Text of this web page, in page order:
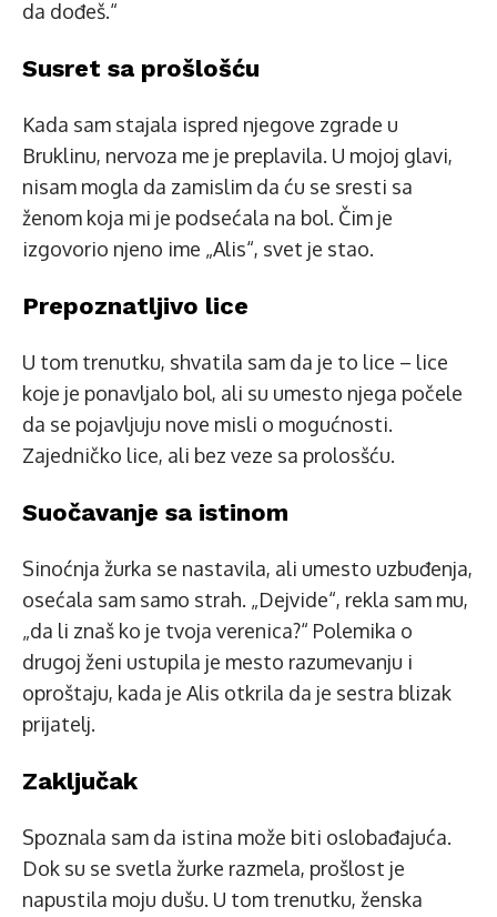
da dođeš.“
Susret sa prošlošću
Kada sam stajala ispred njegove zgrade u
Bruklinu, nervoza me je preplavila. U mojoj glavi,
nisam mogla da zamislim da ću se sresti sa
ženom koja mi je podsećala na bol. Čim je
izgovorio njeno ime „Alis“, svet je stao.
Prepoznatljivo lice
U tom trenutku, shvatila sam da je to lice – lice
koje je ponavljalo bol, ali su umesto njega počele
da se pojavljuju nove misli o mogućnosti.
Zajedničko lice, ali bez veze sa prolosšću.
Suočavanje sa istinom
Sinoćnja žurka se nastavila, ali umesto uzbuđenja,
osećala sam samo strah. „Dejvide“, rekla sam mu,
„da li znaš ko je tvoja verenica?“ Polemika o
drugoj ženi ustupila je mesto razumevanju i
oproštaju, kada je Alis otkrila da je sestra blizak
prijatelj.
Zaključak
Spoznala sam da istina može biti oslobađajuća.
Dok su se svetla žurke razmela, prošlost je
napustila moju dušu. U tom trenutku, ženska